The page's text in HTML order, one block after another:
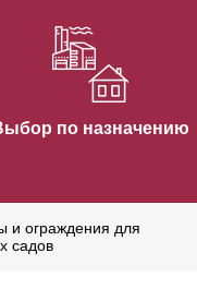
по назначению
и ограждения для
садов